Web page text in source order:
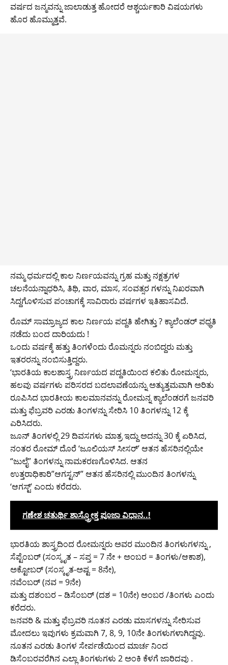
o n m
ವರ್ಷದ ಜನ್ಮವನ್ನು ಜಾಲಾಡುತ್ತ ಹೋದರೆ ಆಶ್ಚರ್ಯಕಾರಿ ವಿಷಯಗಳು
ಹೊರ ಹೊಮ್ಮುತ್ತವೆ.
ನಮ್ಮ ಧರ್ಮದಲ್ಲಿ ಕಾಲ ನಿರ್ಣಯವನ್ನು ಗ್ರಹ ಮತ್ತು ನಕ್ಷತ್ರಗಳ
ಚಲನೆಯನ್ನಾಧರಿಸಿ, ತಿಥಿ, ವಾರ, ಮಾಸ, ಸಂವತ್ಸರ ಗಳನ್ನು ನಿಖರವಾಗಿ
ಸಿದ್ದಗೊಳಿಸುವ ಪಂಚಾಗಕ್ಕೆ ಸಾವಿರಾರು ವರ್ಷಗಳ ಇತಿಹಾಸವಿದೆ.
ರೊಮ್ ಸಾಮ್ರಾಜ್ಯದ ಕಾಲ ನಿರ್ಣಯ ಪದ್ದತಿ ಹೇಗಿತ್ತು ? ಕ್ಯಾಲೆಂಡರ್ ಪಧ್ಧತಿ
ನಡೆದು ಬಂದ ದಾರಿಯದು !
ಒಂದು ವರ್ಷಕ್ಕೆ ಹತ್ತು ತಿಂಗಳೆಂದು ರೊಮನ್ನರು ನಂಬಿದ್ದರು ಮತ್ತು
ಇತರರನ್ನು ನಂಬಿಸುತ್ತಿದ್ದರು.
‘ಭಾರತಿಯ ಕಾಲಶಾಸ್ತ್ರ ನಿರ್ಣಯದ ಪದ್ದತಿಯಿಂದ ಕಲಿತು ರೋಮನ್ನರು,
ಹಲವು ವರ್ಷಗಳು ಪರಿಸರದ ಬದಲಾವಣೆಯನ್ನು ಅತ್ಯುತ್ತಮವಾಗಿ ಅರಿತು
ರೂಪಿಸಿದ ಭಾರತೀಯ ಕಾಲಮಾನವನ್ನು ರೋಮನ್ನ ಕ್ಯಾಲೆಂಡರಗೆ ಜನವರಿ
ಮತ್ತು ಫೆಬ್ರವರಿ ಎರಡು ತಿಂಗಳನ್ನು ಸೇರಿಸಿ 10 ತಿಂಗಳನ್ನು 12 ಕ್ಕೆ
ಎರಿಸಿದರು.
ಜೂನ್ ತಿಂಗಳಲ್ಲಿ 29 ದಿವಸಗಳು ಮಾತ್ರ ಇದ್ದು ಅದನ್ನು 30 ಕ್ಕೆ ಏರಿಸಿದ,
ನಂತರ ರೋಮ್ ದೊರೆ ‘ಜೂಲಿಯಸ್ ಸೀಸರ್’ ಆತನ ಹೆಸರಿನಲ್ಲಿಯೇ
“ಜುಲೈ” ತಿಂಗಳನ್ನು ನಾಮಕರಣಗೊಳಿಸಿದ. ಆತನ
ಉತ್ತರಾಧಿಕಾರಿ”ಆಗಸ್ಟನ್” ಆತನ ಹೆಸರಿನಲ್ಲಿ ಮುಂದಿನ ತಿಂಗಳನ್ನು
‘ಆಗಸ್ಟ್’ ಎಂದು ಕರೆದರು.
ಗಣೇಶ ಚತುರ್ಥಿ ಶಾಸ್ತ್ರೋಕ್ತ ಪೂಜಾ ವಿಧಾನ..!
ಭಾರತಿಯ ಶಾಸ್ತ್ರದಿಂದ ರೋಮನ್ನರು ಅವರ ಮುಂದಿನ ತಿಂಗಳುಗಳನ್ನು ,
ಸೆಪ್ಟೆಂಬರ್ (ಸಂಸ್ಕೃತ – ಸಪ್ತ = 7 ನೇ + ಅಂಬರ = ತಿಂಗಳು/ಆಕಾಶ),
ಅಕ್ಟೋಬರ್‌‌ (ಸಂಸ್ಕೃತ-ಅಷ್ಟ = 8ನೇ),
ನವೆಂಬರ್ (ನವ = 9ನೇ)
ಮತ್ತು ದಶಂಬರ – ಡಿಸೆಂಬರ್ (ದಶ = 10ನೇ) ಅಂಬರ /ತಿಂಗಳು ಎಂದು
ಕರೆದರು.
ಜನವರಿ & ಮತ್ತು ಫೆಬ್ರವರಿ ನೂತನ ಎರಡು ಮಾಸಗಳನ್ನು ಸೇರಿಸುವ
ಮೋದಲು ಇವುಗಳು ಕ್ರಮವಾಗಿ 7, 8, 9, 10ನೇ ತಿಂಗಳುಗಳಾಗಿದ್ದವು.
ನೂತನ ಎರಡು ತಿಂಗಳ ಸೇರ್ಪಡೆಯಿಂದ ಮಾರ್ಚ ನಿಂದ
ಡಿಸೆಂಬರವರೆಗಿನ ಎಲ್ಲಾ ತಿಂಗಳುಗಳು 2 ಅಂಕಿ ಕೆಳಗೆ ಜಾರಿದವು .